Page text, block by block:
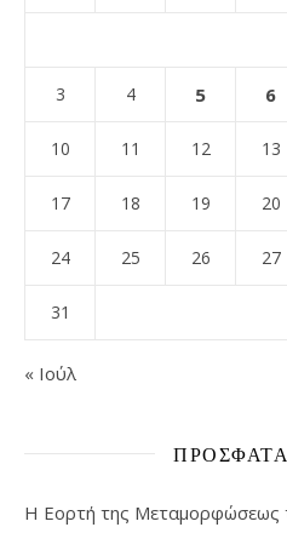
3 4 5 6
10 11 12 13
17 18 19 20
24 25 26 27
31
« Ιούλ
Η Εορτή της Μεταμορφώσεως